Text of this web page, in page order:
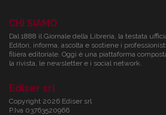
CHI SIAMO
Dal 1888 il Giornale della Libreria, la testata
Editori, informa, ascolta e sostiene i
filiera editoriale. Oggi è una piattaforma
la rivista, le newsletter e i social network.
Ediser srl
Copyright 2026 Ediser srl
P.Iva 03763520966